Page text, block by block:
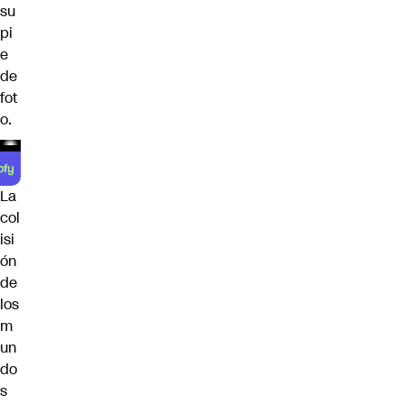
su
pi
e
de
fot
o.
La
col
isi
ón
de
los
m
un
do
s